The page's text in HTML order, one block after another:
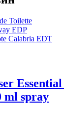
ml spray